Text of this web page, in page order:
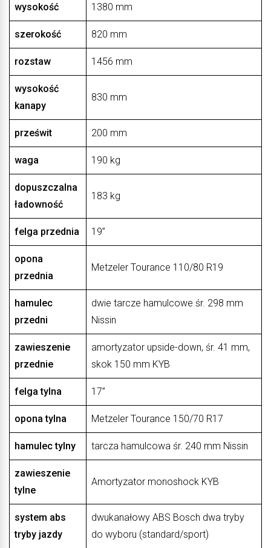
wysokość 1380 mm
szerokość 820 mm
rozstaw 1456 mm
wysokość
kanapy
830 mm
prześwit 200 mm
waga 190 kg
dopuszczalna
ładowność
183 kg
felga przednia 19”
opona
przednia
Metzeler Tourance 110/80 R19
hamulec
przedni
dwie tarcze hamulcowe śr. 298 mm
Nissin
zawieszenie
przednie
amortyzator upside-down, śr. 41 mm,
skok 150 mm KYB
felga tylna 17”
opona tylna Metzeler Tourance 150/70 R17
hamulec tylny tarcza hamulcowa śr. 240 mm Nissin
zawieszenie
tylne
Amortyzator monoshock KYB
system abs
tryby jazdy
dwukanałowy ABS Bosch dwa tryby
do wyboru (standard/sport)